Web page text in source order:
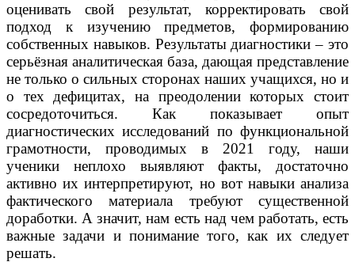
оценивать свой результат, корректировать свой
подход к изучению предметов, формированию
собственных навыков. Результаты диагностики – это
серьёзная аналитическая база, дающая представление
не только о сильных сторонах наших учащихся, но и
о тех дефицитах, на преодолении которых стоит
сосредоточиться. Как показывает опыт
диагностических исследований по функциональной
грамотности, проводимых в 2021 году, наши
ученики неплохо выявляют факты, достаточно
активно их интерпретируют, но вот навыки анализа
фактического материала требуют существенной
доработки. А значит, нам есть над чем работать, есть
важные задачи и понимание того, как их следует
решать.